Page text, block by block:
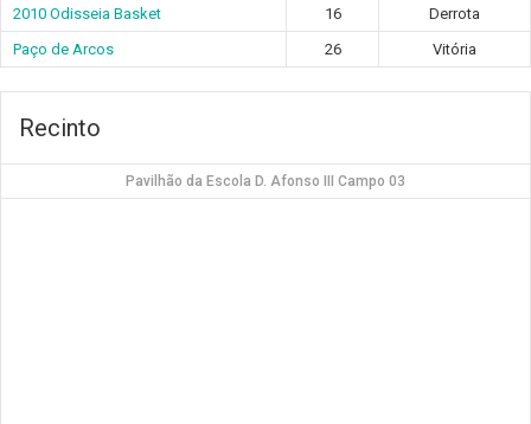
2010 Odisseia Basket 16
Derrota
Paço de Arcos
26 Vitória
Recinto
Pavilhão da Escola D. Afonso III Campo 03